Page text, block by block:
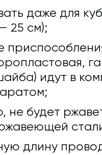
даже для
25 см);
идут в
не будет
длину